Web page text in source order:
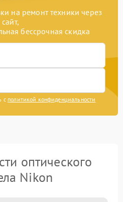
на ремонт техники через
сайт,
бессрочная скидка
с политикой конфиденциальности
оптического
Nikon